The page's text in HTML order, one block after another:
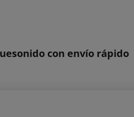
con envío rápido